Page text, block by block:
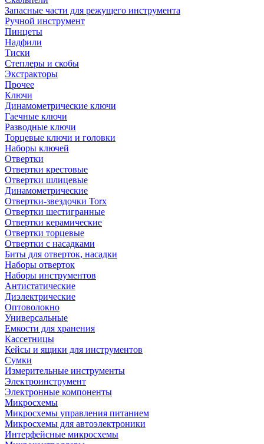
Запасные части для режущего инструмента
Ручной инструмент
Пинцеты
Надфили
Тиски
Степлеры и скобы
Экстракторы
Прочее
Ключи
Динамометрические ключи
Гаечные ключи
Разводные ключи
Торцевые ключи и головки
Наборы ключей
Отвертки
Отвертки крестовые
Отвертки шлицевые
Динамометрические
Отвертки-звездочки Torx
Отвертки шестигранные
Отвертки керамические
Отвертки торцевые
Отвертки с насадками
Биты для отверток, насадки
Наборы отверток
Наборы инструментов
Антистатические
Диэлектрические
Оптоволокно
Универсальные
Емкости для хранения
Кассетницы
Кейсы и ящики для инструментов
Сумки
Измерительные инструменты
Электроинструмент
Электронные компоненты
Микросхемы
Микросхемы управления питанием
Микросхемы для автоэлектроники
Интерфейсные микросхемы